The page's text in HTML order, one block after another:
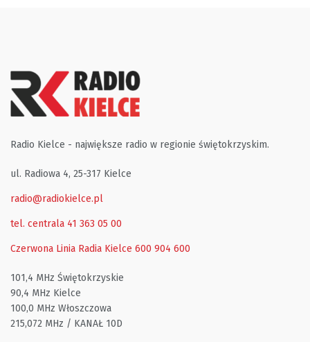
Radio Kielce - największe radio w regionie świętokrzyskim.
ul. Radiowa 4, 25-317 Kielce
radio@radiokielce.pl
tel. centrala 41 363 05 00
Czerwona Linia Radia Kielce 600 904 600
101,4 MHz Świętokrzyskie
90,4 MHz Kielce
100,0 MHz Włoszczowa
215,072 MHz / KANAŁ 10D